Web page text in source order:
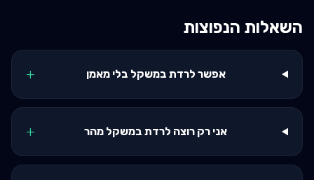
השאלות הנפוצות
אפשר לרדת במשקל בלי מאמן +
אני רק רוצה לרדת במשקל מהר +